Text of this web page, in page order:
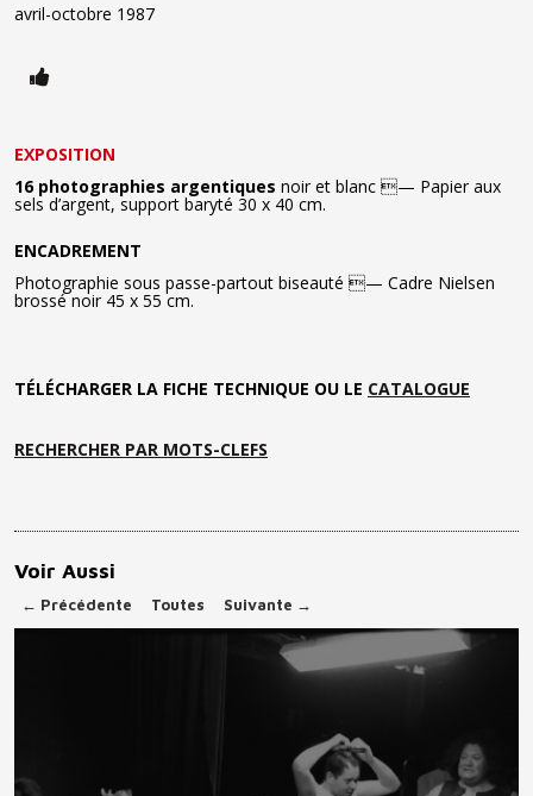
avril-octobre 1987
EXPOSITION
16 photographies argentiques noir et blanc — Papier aux
sels d’argent, support baryté 30 x 40 cm.
ENCADREMENT
Photographie sous passe-partout biseauté — Cadre Nielsen
brossé noir 45 x 55 cm.
TÉLÉCHARGER LA FICHE TECHNIQUE OU LE CATALOGUE
RECHERCHER PAR MOTS-CLEFS
Voir Aussi
← Précédente Toutes Suivante →